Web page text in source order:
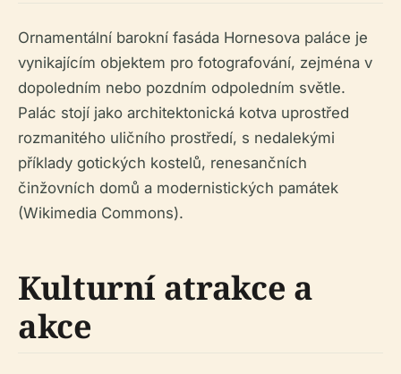
Ornamentální barokní fasáda Hornesova paláce je
vynikajícím objektem pro fotografování, zejména v
dopoledním nebo pozdním odpoledním světle.
Palác stojí jako architektonická kotva uprostřed
rozmanitého uličního prostředí, s nedalekými
příklady gotických kostelů, renesančních
činžovních domů a modernistických památek
(Wikimedia Commons).
Kulturní atrakce a
akce